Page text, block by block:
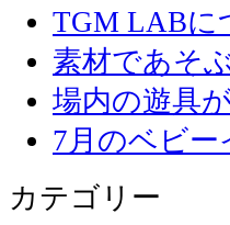
TGM LABに
素材であそ
場内の遊具
7月のベビ
カテゴリー